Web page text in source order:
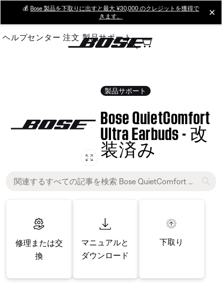
Main
💰 Bose 製品を下取りに出すと最大 ¥30,000 のクレジットを獲得で
きます。
ヘルプセンター 注文 製品サポート
製品サポート
Bose QuietComfort
Ultra Earbuds - 改
装済み
修理または交
換
マニュアルと
ダウンロード
下取り